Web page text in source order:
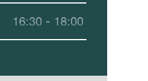
16:30 - 18:00